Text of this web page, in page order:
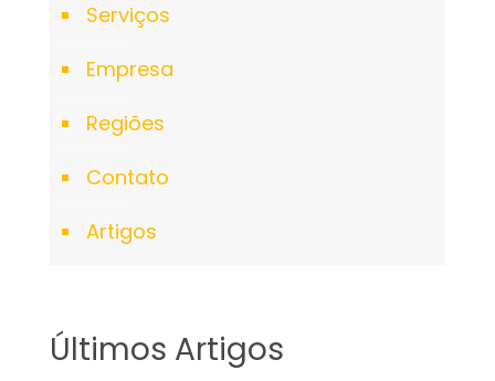
Serviços
Empresa
Regiões
Contato
Artigos
Últimos Artigos